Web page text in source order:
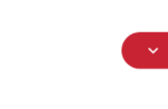
expand_more